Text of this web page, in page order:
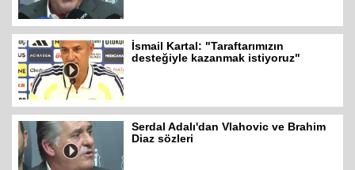
İsmail Kartal: "Taraftarımızın
desteğiyle kazanmak istiyoruz"
Serdal Adalı'dan Vlahovic ve Brahim
Diaz sözleri